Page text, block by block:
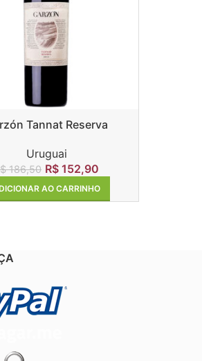
Tannat Reserva
Uruguai
186,50 R$ 152,90
AO CARRINHO